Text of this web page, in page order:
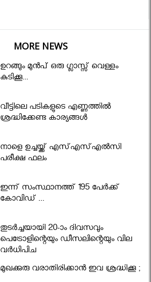
MORE NEWS
ഉറങ്ങും മുന്‍പ് ഒരു ഗ്ലാസ്സ് വെള്ളം
കുടിക്കൂ...
വീട്ടിലെ പടികളുടെ എണ്ണത്തിൽ
ശ്രദ്ധിക്കേണ്ട കാര്യങ്ങൾ
നാളെ ഉച്ചയ്ക്ക് എസ്എസ്എല്‍സി
പരീക്ഷ ഫലം
ഇന്ന് സംസ്ഥാനത്ത് 195 പേര്‍ക്ക്
കോവിഡ് ...
തുടർച്ചയായി 20-ാം ദിവസവും
പെട്രോളിന്റെയും ഡീസലിന്റെയും വില
വര്‍ധിപ്പിച്ചു
മുഖക്കുരു വരാതിരിക്കാന്‍ ഇവ ശ്രദ്ധിക്കൂ ;